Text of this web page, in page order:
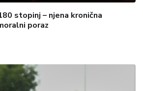
stopinj – njena kronična
poraz